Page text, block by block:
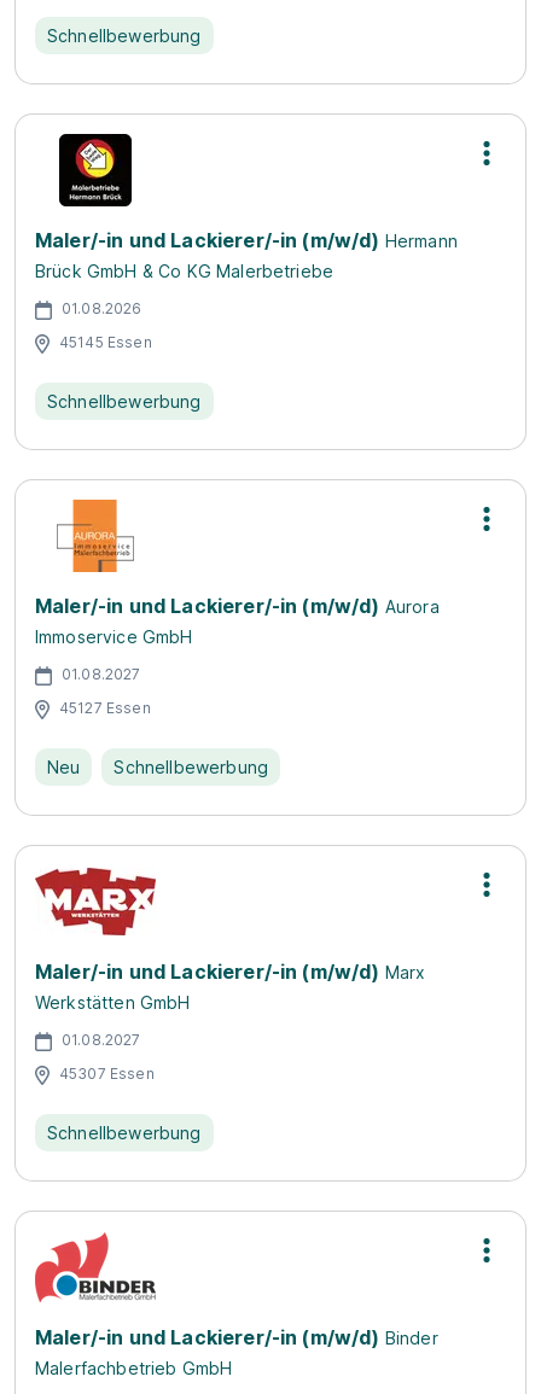
Schnellbewerbung
Maler/-in und Lackierer/-in (m/w/d) Hermann
Brück GmbH & Co KG Malerbetriebe
01.08.2026
45145 Essen
Schnellbewerbung
Maler/-in und Lackierer/-in (m/w/d) Aurora
Immoservice GmbH
01.08.2027
45127 Essen
Neu Schnellbewerbung
Maler/-in und Lackierer/-in (m/w/d) Marx
Werkstätten GmbH
01.08.2027
45307 Essen
Schnellbewerbung
Maler/-in und Lackierer/-in (m/w/d) Binder
Malerfachbetrieb GmbH